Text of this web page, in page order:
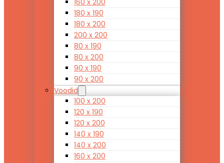
160 x 200
180 x 190
180 x 200
200 x 200
80 x 190
80 x 200
90 x 190
90 x 200
Voodid
100 x 200
120 x 190
120 x 200
140 x 190
140 x 200
160 x 200